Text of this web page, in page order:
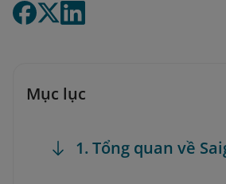
Mục lục
1. Tổng quan về